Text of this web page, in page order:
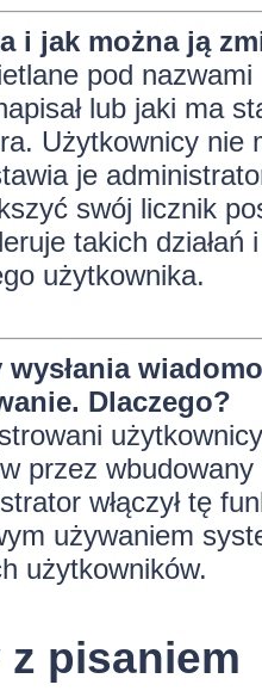
i jak można ją
pod
lub jaki ma
Użytkownicy nie
je
swój licznik
takich
użytkownika.
wysłania
Dlaczego?
przez
włączył tę
używaniem
użytkowników.
pisaniem